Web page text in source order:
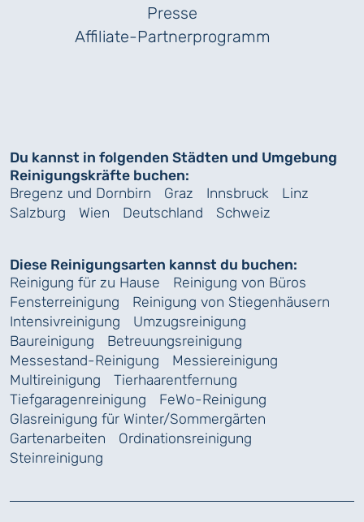
Presse
Affiliate-Partnerprogramm
Du kannst in folgenden Städten und Umgebung
Reinigungskräfte buchen:
Bregenz und Dornbirn
Graz Innsbruck
Linz
Salzburg
Wien Deutschland Schweiz
Diese Reinigungsarten kannst du buchen:
Reinigung für zu Hause
Reinigung von Büros
Fensterreinigung
Reinigung von Stiegenhäusern
Intensivreinigung
Umzugsreinigung
Baureinigung
Betreuungsreinigung
Messestand-Reinigung
Messiereinigung
Multireinigung
Tierhaarentfernung
Tiefgaragenreinigung
FeWo-Reinigung
Glasreinigung für Winter/Sommergärten
Gartenarbeiten
Ordinationsreinigung
Steinreinigung